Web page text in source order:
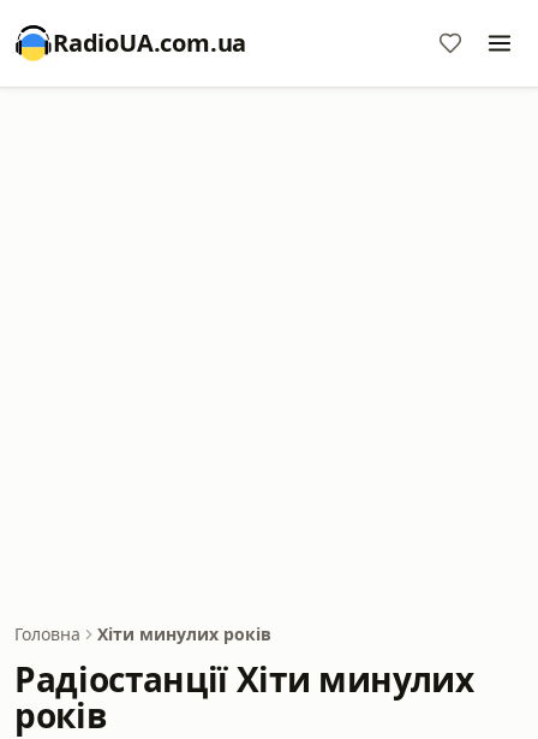
RadioUA.com.ua
Головна Хіти минулих років
Радіостанції Хіти минулих
років